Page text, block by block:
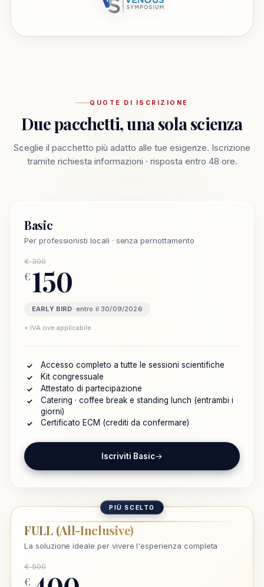
QUOTE DI ISCRIZIONE
Due pacchetti, una sola scienza
Sceglie il pacchetto più adatto alle tue esigenze. Iscrizione
tramite richiesta informazioni · risposta entro 48 ore.
Basic
Per professionisti locali · senza pernottamento
€ 300
€150
EARLY BIRD· entro il 30/09/2026
+ IVA ove applicabile
✓ Accesso completo a tutte le sessioni scientifiche
✓ Kit congressuale
✓ Attestato di partecipazione
✓
Catering · coffee break e standing lunch (entrambi i
giorni)
✓ Certificato ECM (crediti da confermare)
Iscriviti Basic→
PIÙ SCELTO
FULL (All-Inclusive)
La soluzione ideale per vivere l'esperienza completa
€ 500
€